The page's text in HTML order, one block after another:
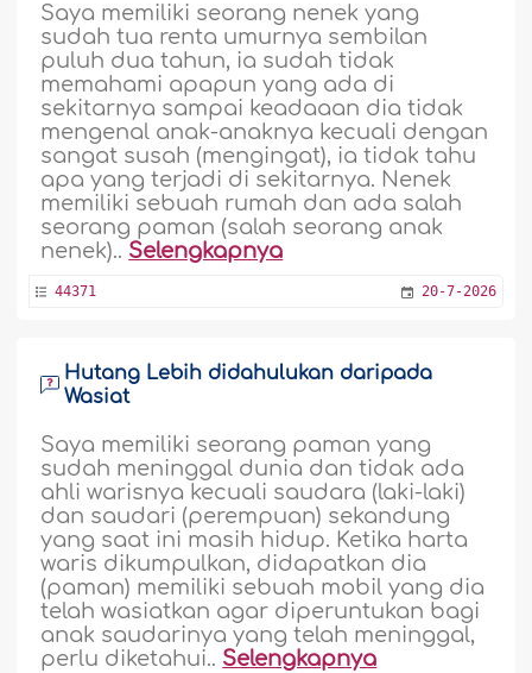
Saya memiliki seorang nenek yang
sudah tua renta umurnya sembilan
puluh dua tahun, ia sudah tidak
memahami apapun yang ada di
sekitarnya sampai keadaaan dia tidak
mengenal anak-anaknya kecuali dengan
sangat susah (mengingat), ia tidak tahu
apa yang terjadi di sekitarnya. Nenek
memiliki sebuah rumah dan ada salah
seorang paman (salah seorang anak
nenek).. Selengkapnya
44371 20-7-2026
Hutang Lebih didahulukan daripada
Wasiat
Saya memiliki seorang paman yang
sudah meninggal dunia dan tidak ada
ahli warisnya kecuali saudara (laki-laki)
dan saudari (perempuan) sekandung
yang saat ini masih hidup. Ketika harta
waris dikumpulkan, didapatkan dia
(paman) memiliki sebuah mobil yang dia
telah wasiatkan agar diperuntukan bagi
anak saudarinya yang telah meninggal,
perlu diketahui.. Selengkapnya